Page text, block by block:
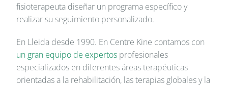
fisioterapeuta diseñar un programa específico y
realizar su seguimiento personalizado.
En Lleida desde 1990. En Centre Kine contamos con
un gran equipo de expertosprofesionales
especializados en diferentes áreas terapéuticas
orientadas a la rehabilitación, las terapias globales y la